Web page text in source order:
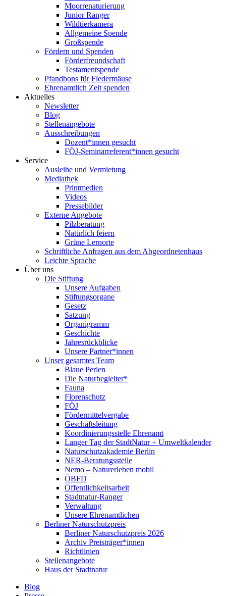
Moorrenaturierung
Junior Ranger
Wildtierkamera
Allgemeine Spende
Großspende
Fördern und Spenden
Förderfreundschaft
Testamentspende
Pfandbons für Fledermäuse
Ehrenamtlich Zeit spenden
Aktuelles
Newsletter
Blog
Stellenangebote
Ausschreibungen
Dozent*innen gesucht
FÖJ-Seminarreferent*innen gesucht
Service
Ausleihe und Vermietung
Mediathek
Printmedien
Videos
Pressebilder
Externe Angebote
Pilzberatung
Natürlich feiern
Grüne Lernorte
Schriftliche Anfragen aus dem Abgeordnetenhaus
Leichte Sprache
Über uns
Die Stiftung
Unsere Aufgaben
Stiftungsorgane
Gesetz
Satzung
Organigramm
Geschichte
Jahresrückblicke
Unsere Partner*innen
Unser gesamtes Team
Blaue Perlen
Die Naturbegleiter*
Fauna
Florenschutz
FÖJ
Fördermittelvergabe
Geschäftsleitung
Koordinierungsstelle Ehrenamt
Langer Tag der StadtNatur + Umweltkalender
Naturschutzakademie Berlin
NER-Beratungsstelle
Nemo – Naturerleben mobil
ÖBFD
Öffentlichkeitsarbeit
Stadtnatur-Ranger
Verwaltung
Unsere Ehrenamtlichen
Berliner Naturschutzpreis
Berliner Naturschutzpreis 2026
Archiv Preisträger*innen
Richtlinien
Stellenangebote
Haus der Stadtnatur
Blog